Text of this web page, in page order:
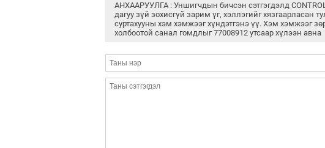
АНХААРУУЛГА : Уншигчдын бичсэн сэтгэгдэлд
дагуу зүй зохисгүй зарим үг, хэллэгийг хязгаарласан
суртахууны хэм хэмжээг хүндэтгэнэ үү. Хэм хэмжээг
холбоотой санал гомдлыг 77008912 утсаар хүлээн авна